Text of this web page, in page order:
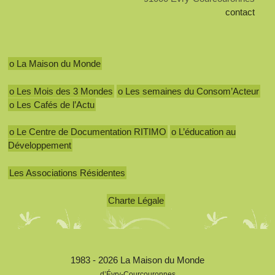
contact
o La Maison du Monde
o Les Mois des 3 Mondes o Les semaines du Consom’Acteur
o Les Cafés de l’Actu
o Le Centre de Documentation RITIMO o L’éducation au
Développement
Les Associations Résidentes
Charte Légale
1983 - 2026 La Maison du Monde